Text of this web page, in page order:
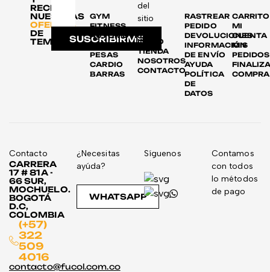
RECIBE
NUESTRAS
OFERTAS
DE
TEMPORADASUSCRIBIRME
GYM
FITNESS
AUTOMOTRIZ
DISCOS
PESAS
CARDIO
BARRAS
del
sitio
INICIO
TIENDA
NOSOTROS
CONTACTO
RASTREAR
PEDIDO
DEVOLUCIONES
INFORMACIÓN
DE ENVÍO
AYUDA
POLÍTICA
DE
DATOS
CARRITO
MI
CUENTA
MIS
PEDIDOS
COMPRA
Contacto
CARRERA
17 # 81A -
66 SUR,
MOCHUELO.
BOGOTÁ
D.C,
COLOMBIA
(+57)
322
509
4016
contacto@fucol.com.co
¿Necesitas
ayúda?
WHATSAPP
Síguenos
Contamos
con todos
lo métodos
de pago